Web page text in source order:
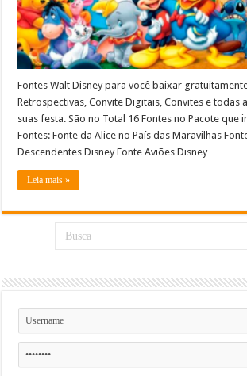
Fontes Walt Disney para você baixar
Retrospectivas, Convite Digitais, Convites e todas
suas festa. São no Total 16 Fontes no Pacote que
Fontes: Fonte da Alice no País das Maravilhas
Descendentes Disney Fonte Aviões Disney …
Leia mais »